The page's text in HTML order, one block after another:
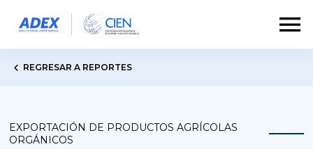
REGRESAR A REPORTES
EXPORTACIÓN DE PRODUCTOS AGRÍCOLAS
ORGÁNICOS